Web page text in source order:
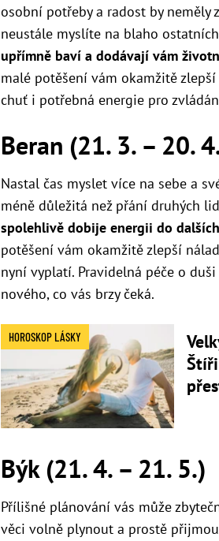
osobní potřeby a radost by neměly
neustále myslíte na blaho
upřímně baví a dodávají vám
malé potěšení vám okamžitě
chuť i potřebná energie pro
Beran (21. 3. – 20.
Nastal čas myslet více na sebe a
méně důležitá než přání druhých
spolehlivě dobije energii do
potěšení vám okamžitě zlepší
nyní vyplatí. Pravidelná péče o
nového, co vás brzy čeká.
HOROSKOP LÁSKY
Býk (21. 4. – 21. 5.)
Přílišné plánování vás může
věci volně plynout a prostě